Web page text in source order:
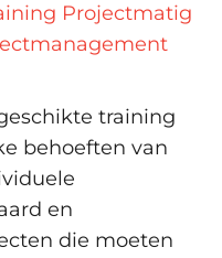
Projectmatig
training
behoeften van
en
die moeten